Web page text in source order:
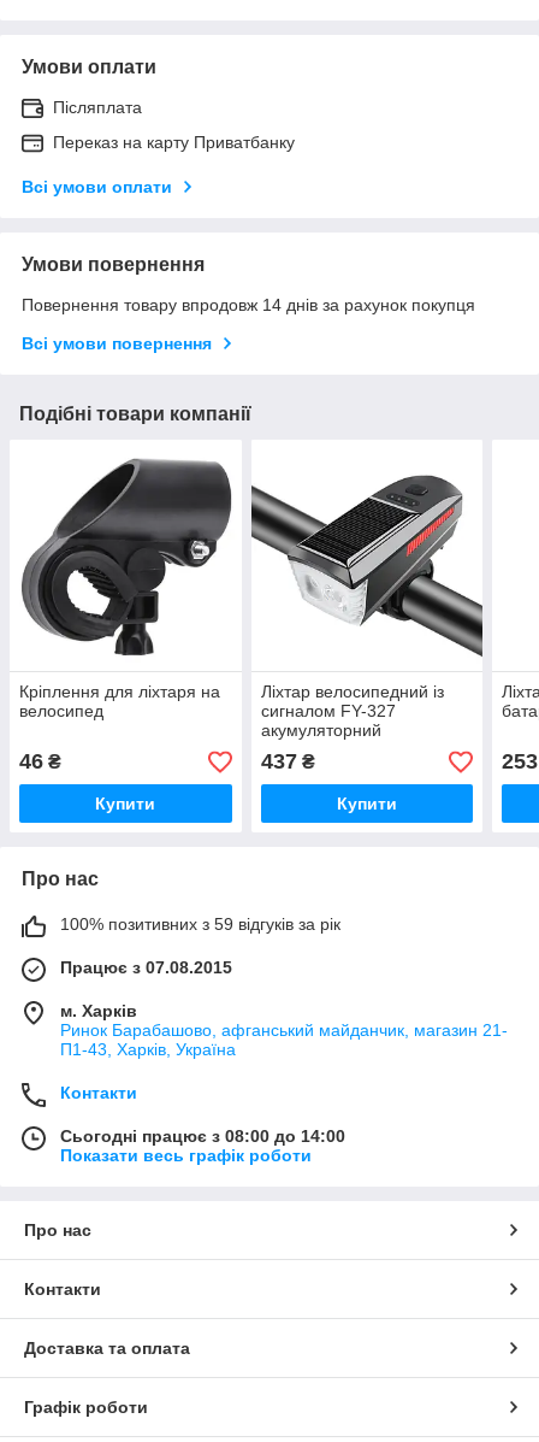
Умови оплати
Післяплата
Переказ на карту Приватбанку
Всі умови оплати
Умови повернення
Повернення товару впродовж 14 днів за рахунок покупця
Всі умови повернення
Подібні товари компанії
Кріплення для ліхтаря на
велосипед
46 ₴
Купити
Ліхтар велосипедний із
сигналом FY-327
акумуляторний
437₴
Купити
253
Про нас
100% позитивних з 59 відгуків за рік
Працює з 07.08.2015
м. Харків
Ринок Барабашово, афганський майданчик, магазин 21-
П1-43, Харків, Україна
Контакти
Сьогодні працює з 08:00 до 14:00
Показати весь графік роботи
Про нас
Контакти
Доставка та оплата
Графік роботи